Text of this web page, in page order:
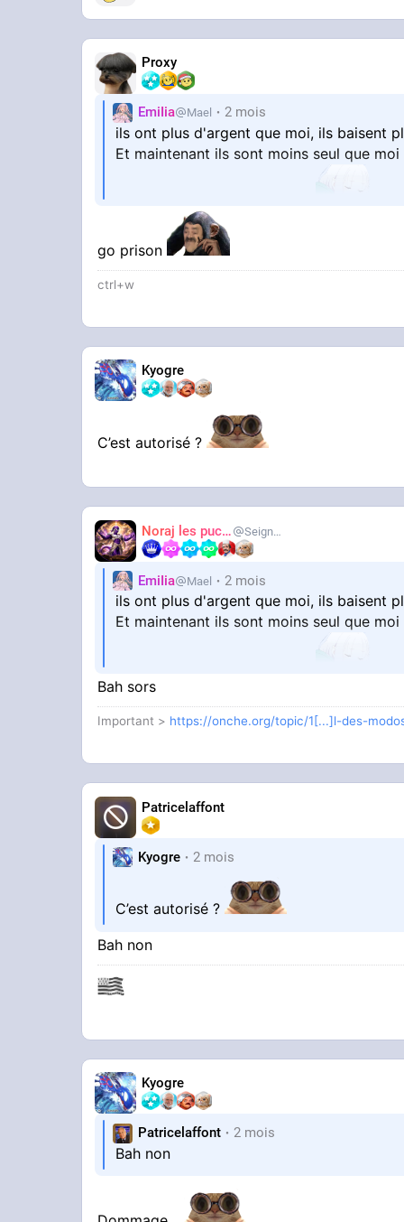
STREAMABLE
ssstwitter.com_1780588545715
Proxy
EmiIia Mael 2 mois
ils ont plus d'argent que moi, ils baisent
Et maintenant ils sont moins seul que moi
go prison
ctrl+w
Kyogre
C’est autorisé ?
Noraj les pucix SeigneurCooler
EmiIia Mael 2 mois
ils ont plus d'argent que moi, ils baisent
Et maintenant ils sont moins seul que moi
Bah sors
Important > https://onche.org/topic/1[...]l-des-
Patricelaffont
Kyogre 2 mois
C’est autorisé ?
Bah non
Kyogre
Patricelaffont 2 mois
Bah non